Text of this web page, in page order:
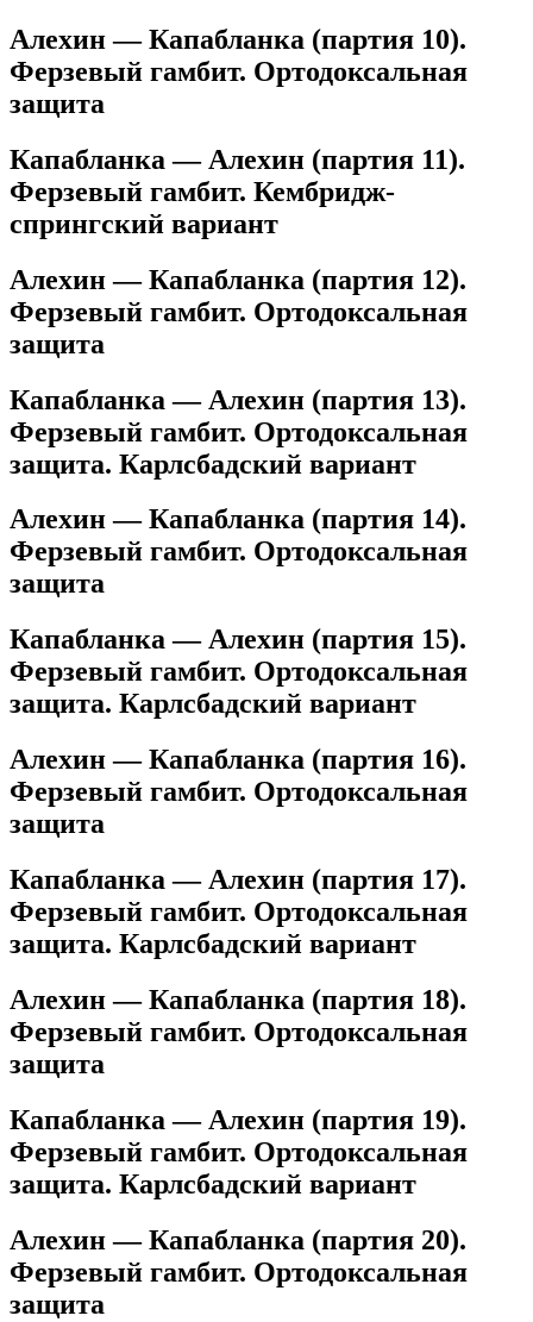
Алехин — Капабланка (партия 10).
Ферзевый гамбит. Ортодоксальная
защита
Капабланка — Алехин (партия 11).
Ферзевый гамбит. Кембридж-
спрингский вариант
Алехин — Капабланка (партия 12).
Ферзевый гамбит. Ортодоксальная
защита
Капабланка — Алехин (партия 13).
Ферзевый гамбит. Ортодоксальная
защита. Карлсбадский вариант
Алехин — Капабланка (партия 14).
Ферзевый гамбит. Ортодоксальная
защита
Капабланка — Алехин (партия 15).
Ферзевый гамбит. Ортодоксальная
защита. Карлсбадский вариант
Алехин — Капабланка (партия 16).
Ферзевый гамбит. Ортодоксальная
защита
Капабланка — Алехин (партия 17).
Ферзевый гамбит. Ортодоксальная
защита. Карлсбадский вариант
Алехин — Капабланка (партия 18).
Ферзевый гамбит. Ортодоксальная
защита
Капабланка — Алехин (партия 19).
Ферзевый гамбит. Ортодоксальная
защита. Карлсбадский вариант
Алехин — Капабланка (партия 20).
Ферзевый гамбит. Ортодоксальная
защита